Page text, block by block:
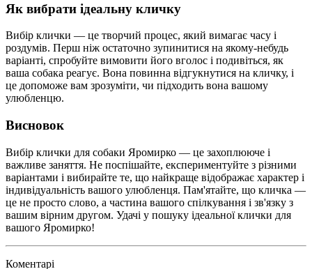
Як вибрати ідеальну кличку
Вибір клички — це творчий процес, який вимагає часу і
роздумів. Перш ніж остаточно зупинитися на якому-небудь
варіанті, спробуйте вимовити його вголос і подивіться, як
ваша собака реагує. Вона повинна відгукнутися на кличку, і
це допоможе вам зрозуміти, чи підходить вона вашому
улюбленцю.
Висновок
Вибір клички для собаки Яромирко — це захоплююче і
важливе заняття. Не поспішайте, експериментуйте з різними
варіантами і вибирайте те, що найкраще відображає характер і
індивідуальність вашого улюбленця. Пам'ятайте, що кличка —
це не просто слово, а частина вашого спілкування і зв'язку з
вашим вірним другом. Удачі у пошуку ідеальної клички для
вашого Яромирко!
Коментарі